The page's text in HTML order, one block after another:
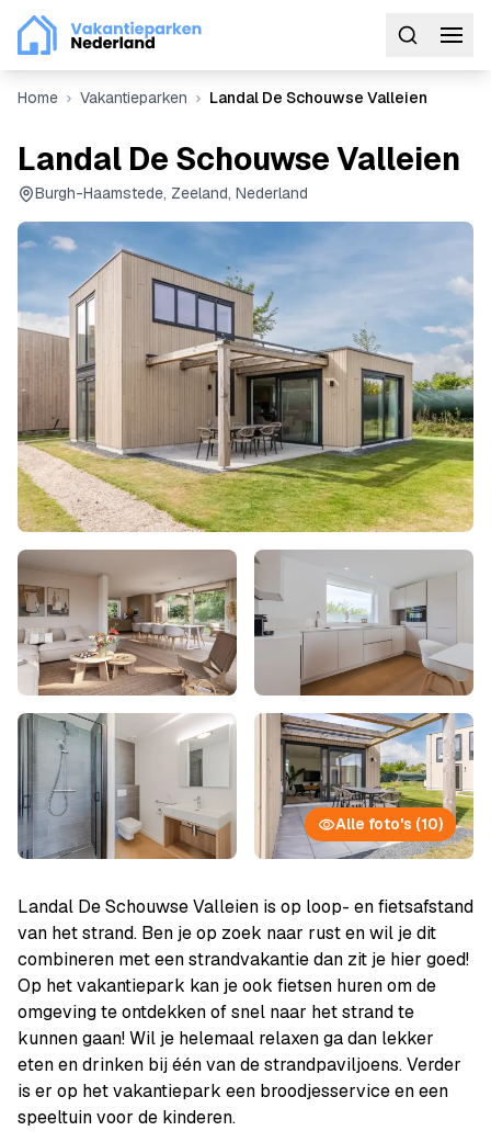
Home Vakantieparken Landal De Schouwse Valleien
Landal De Schouwse Valleien
Burgh-Haamstede, Zeeland, Nederland
Alle foto's (10)
Landal De Schouwse Valleien is op loop- en fietsafstand
van het strand. Ben je op zoek naar rust en wil je dit
combineren met een strandvakantie dan zit je hier goed!
Op het vakantiepark kan je ook fietsen huren om de
omgeving te ontdekken of snel naar het strand te
kunnen gaan! Wil je helemaal relaxen ga dan lekker
eten en drinken bij één van de strandpaviljoens. Verder
is er op het vakantiepark een broodjesservice en een
speeltuin voor de kinderen.